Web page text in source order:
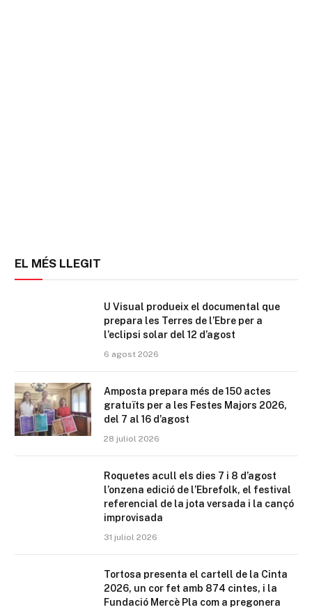
EL MÉS LLEGIT
U Visual produeix el documental que
prepara les Terres de l’Ebre per a
l’eclipsi solar del 12 d’agost
6 agost 2026
Amposta prepara més de 150 actes
gratuïts per a les Festes Majors 2026,
del 7 al 16 d’agost
28 juliol 2026
Roquetes acull els dies 7 i 8 d’agost
l’onzena edició de l’Ebrefolk, el festival
referencial de la jota versada i la cançó
improvisada
31 juliol 2026
Tortosa presenta el cartell de la Cinta
2026, un cor fet amb 874 cintes, i la
Fundació Mercè Pla com a pregonera